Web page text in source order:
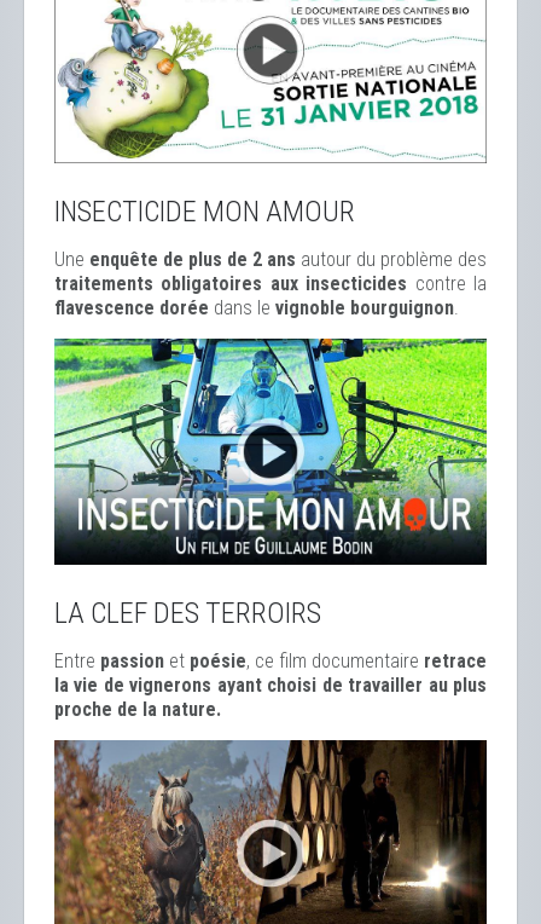
INSECTICIDE MON AMOUR
Une enquête de plus de 2 ans autour du problème des
traitements obligatoires aux insecticides contre la
flavescence dorée dans le vignoble bourguignon.
LA CLEF DES TERROIRS
Entre passion et poésie, ce film documentaire retrace
la vie de vignerons ayant choisi de travailler au plus
proche de la nature.